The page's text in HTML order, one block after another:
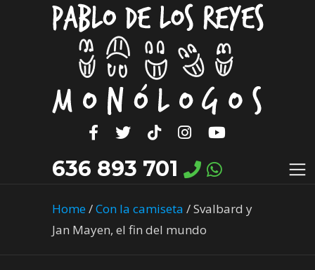
636 893 701
Home/Con la camiseta /Svalbard y
Jan Mayen, el fin del mundo